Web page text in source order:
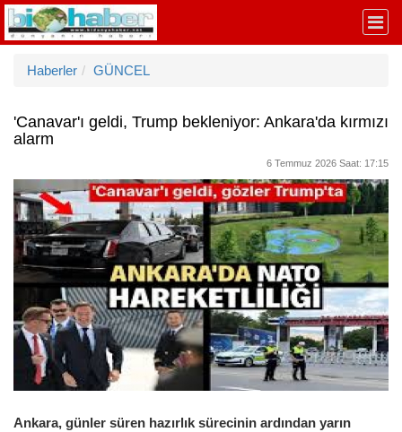
Haberler GÜNCEL
'Canavar'ı geldi, Trump bekleniyor: Ankara'da kırmızı
alarm
6 Temmuz 2026 Saat: 17:15
Ankara, günler süren hazırlık sürecinin ardından yarın